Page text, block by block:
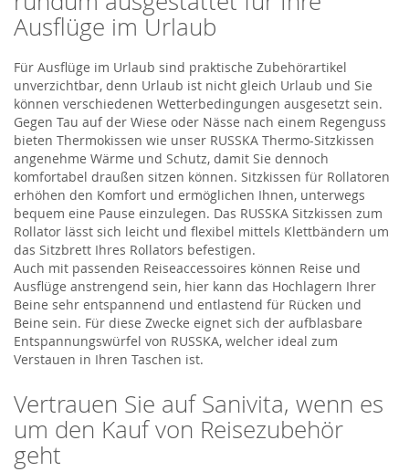
Ausflüge im Urlaub
Für Ausflüge im Urlaub sind praktische Zubehörartikel
unverzichtbar, denn Urlaub ist nicht gleich Urlaub und Sie
können verschiedenen Wetterbedingungen ausgesetzt sein.
Gegen Tau auf der Wiese oder Nässe nach einem Regenguss
bieten Thermokissen wie unser RUSSKA Thermo-Sitzkissen
angenehme Wärme und Schutz, damit Sie dennoch
komfortabel draußen sitzen können. Sitzkissen für Rollatoren
erhöhen den Komfort und ermöglichen Ihnen, unterwegs
bequem eine Pause einzulegen. Das RUSSKA Sitzkissen zum
Rollator lässt sich leicht und flexibel mittels Klettbändern um
das Sitzbrett Ihres Rollators befestigen.
Auch mit passenden Reiseaccessoires können Reise und
Ausflüge anstrengend sein, hier kann das Hochlagern Ihrer
Beine sehr entspannend und entlastend für Rücken und
Beine sein. Für diese Zwecke eignet sich der aufblasbare
Entspannungswürfel von RUSSKA, welcher ideal zum
Verstauen in Ihren Taschen ist.
Vertrauen Sie auf Sanivita, wenn es
um den Kauf von Reisezubehör
geht